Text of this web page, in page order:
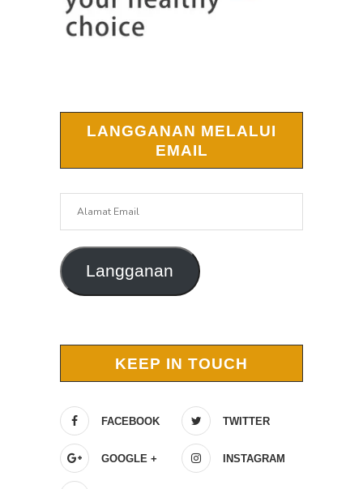
LANGGANAN MELALUI
EMAIL
Langganan
KEEP IN TOUCH
FACEBOOK TWITTER
GOOGLE + INSTAGRAM